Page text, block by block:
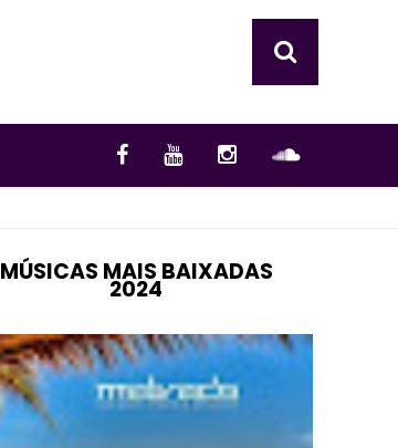
MÚSICAS MAIS BAIXADAS
2024